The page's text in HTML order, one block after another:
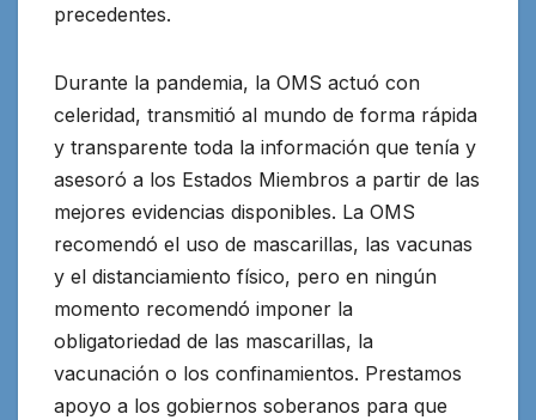
precedentes.
Durante la pandemia, la OMS actuó con
celeridad, transmitió al mundo de forma rápida
y transparente toda la información que tenía y
asesoró a los Estados Miembros a partir de las
mejores evidencias disponibles. La OMS
recomendó el uso de mascarillas, las vacunas
y el distanciamiento físico, pero en ningún
momento recomendó imponer la
obligatoriedad de las mascarillas, la
vacunación o los confinamientos. Prestamos
apoyo a los gobiernos soberanos para que